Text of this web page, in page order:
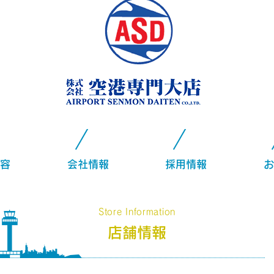
会社情報 採用情報
Store Information
店舗情報